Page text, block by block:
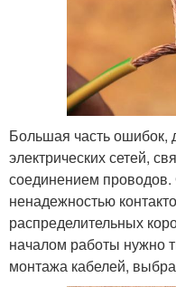
Большая часть ошибок,
электрических сетей,
соединением проводов.
ненадежностью
распределительных
началом работы нужно
монтажа кабелей,